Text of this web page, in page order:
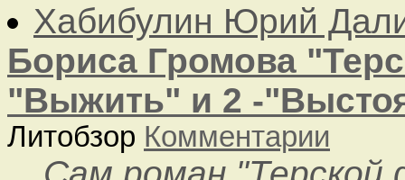
Хабибулин Юрий
Бориса Громова
"Выжить" и 2 -
Литобзор Комментарии